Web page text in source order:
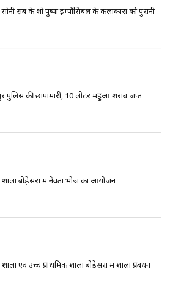
सब के शो पुष्पा इम्पॉसिबल के कलाकारों को पुरानी
पुलिस की छापामारी, 10 लीटर महुआ शराब जप्त
शाला बोड़ेसरा में नेवता भोज का आयोजन
एवं उच्च प्राथमिक शाला बोडेसरा में शाला प्रबंधन